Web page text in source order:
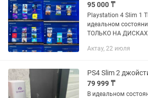
95 000 ₸
Playstation 4 Slim 1
идеальном
ТОЛЬКО НА
снята в начале
Актау, 22 июля
79 999 ₸
В идеальном